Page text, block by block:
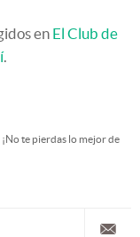
en El Club de
.
. ¡No te pierdas lo mejor de